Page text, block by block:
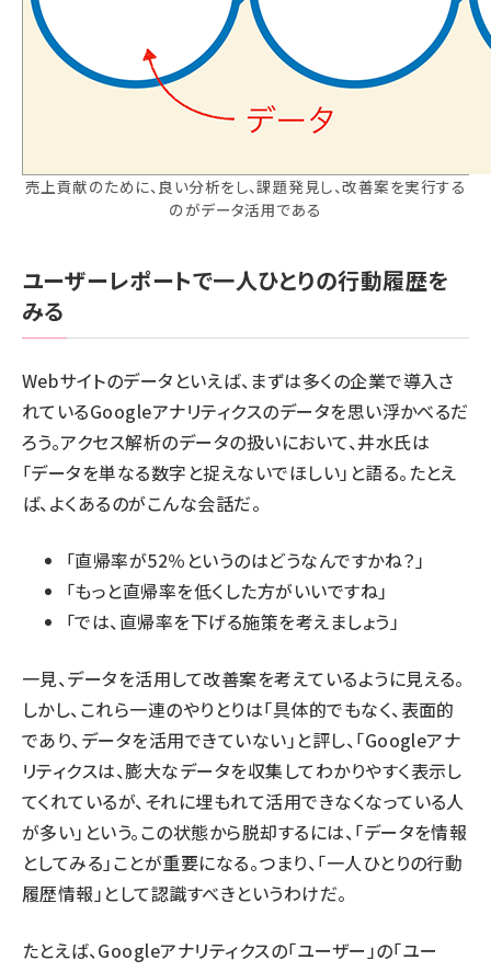
売上貢献のために、良い分析をし、課題発見し、改善案を実行する
のがデータ活用である
ユーザーレポートで一人ひとりの行動履歴を
みる
Webサイトのデータといえば、まずは多くの企業で導入さ
れているGoogleアナリティクスのデータを思い浮かべるだ
ろう。アクセス解析のデータの扱いにおいて、井水氏は
「データを単なる数字と捉えないでほしい」と語る。たとえ
ば、よくあるのがこんな会話だ。
「直帰率が52％というのはどうなんですかね？」
「もっと直帰率を低くした方がいいですね」
「では、直帰率を下げる施策を考えましょう」
一見、データを活用して改善案を考えているように見える。
しかし、これら一連のやりとりは「具体的でもなく、表面的
であり、データを活用できていない」と評し、「Googleアナ
リティクスは、膨大なデータを収集してわかりやすく表示し
てくれているが、それに埋もれて活用できなくなっている人
が多い」という。この状態から脱却するには、「データを情報
としてみる」ことが重要になる。つまり、「一人ひとりの行動
履歴情報」として認識すべきというわけだ。
たとえば、Googleアナリティクスの「ユーザー」の「ユー